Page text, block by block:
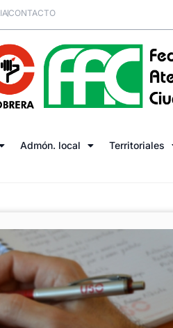
CONTACTO
Admón. local Territoriales